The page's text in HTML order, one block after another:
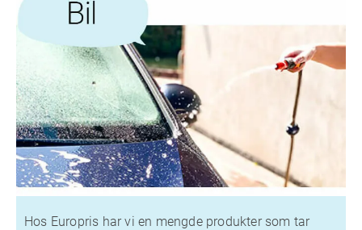
Hos Europris har vi en mengde produkter som tar